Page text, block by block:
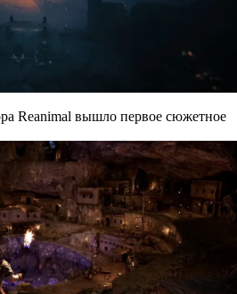
Reanimal вышло первое сюжетное